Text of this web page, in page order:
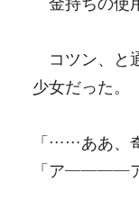
金持ちの使
コツン、と
少女だった。
「……ああ、
「ア――――ア